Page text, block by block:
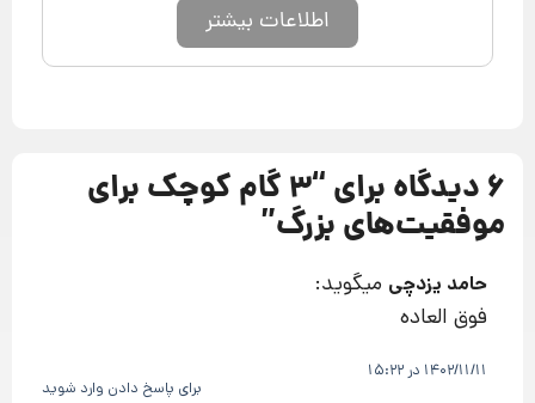
اطلاعات بیشتر
6 دیدگاه برای “ 3 گام‌ کوچک برای
موفقیت‌های بزرگ”
حامد یزدچی میگوید:
فوق العاده
1402/11/11 در 15:22
برای پاسخ دادن وارد شوید